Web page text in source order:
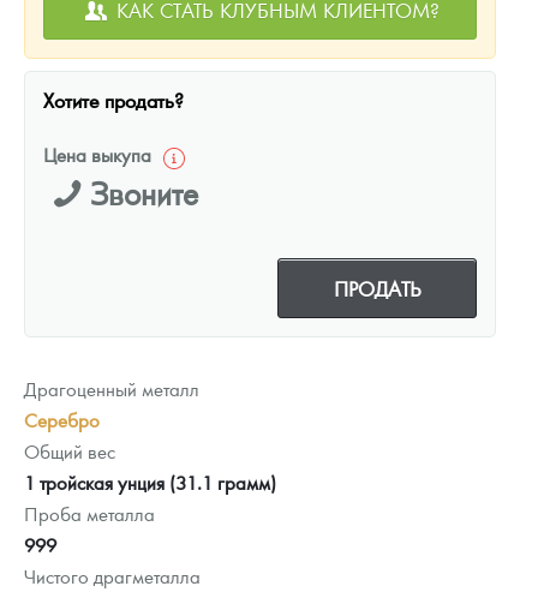
КАК СТАТЬ КЛУБНЫМ КЛИЕНТОМ?
Хотите продать?
Цена выкупа
Звоните
ПРОДАТЬ
Драгоценный металл
Серебро
Общий вес
1 тройская унция (31.1 грамм)
Проба металла
999
Чистого драгметалла